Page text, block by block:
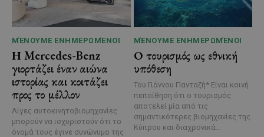
ΜΈΝΟΥΜΕ ΕΝΗΜΕΡΩΜΈΝΟΙ
Η Mercedes-Benz
γιορτάζει έναν αιώνα
ιστορίας και κοιτάζει
προς το μέλλον
Λίγες αυτοκινητοβιομηχανίες
μπορούν να ισχυριστούν ότι το
όνομά τους έγινε συνώνυμο της
ΜΈΝΟΥΜΕ ΕΝΗΜΕΡΩΜΈΝΟΙ
Ο τουρισμός ως εθνική
υπόθεση
Του Γιάννου Πανταζή* Είναι κοινή
πεποίθηση ότι ο τουρισμός
αποτελεί μία από τις
σημαντικότερες βιομηχανίες της
Κύπρου και διαχρονικά...